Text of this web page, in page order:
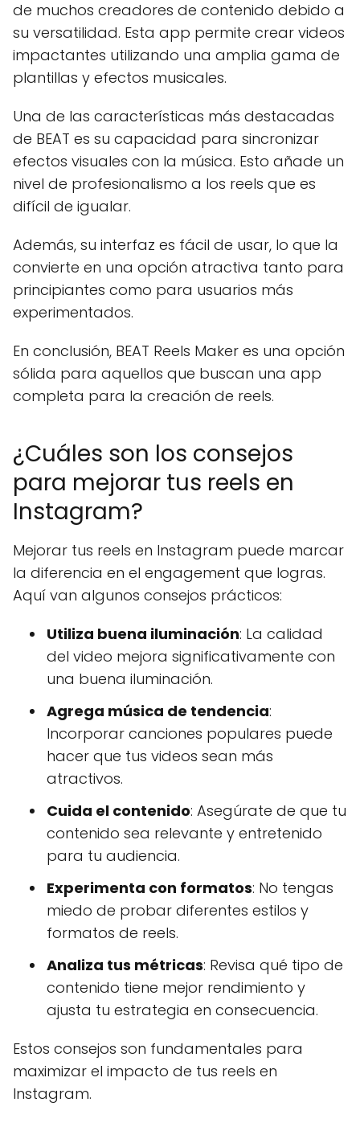
de muchos creadores de contenido debido a
su versatilidad. Esta app permite crear videos
impactantes utilizando una amplia gama de
plantillas y efectos musicales.
Una de las características más destacadas
de BEAT es su capacidad para sincronizar
efectos visuales con la música. Esto añade un
nivel de profesionalismo a los reels que es
difícil de igualar.
Además, su interfaz es fácil de usar, lo que la
convierte en una opción atractiva tanto para
principiantes como para usuarios más
experimentados.
En conclusión, BEAT Reels Maker es una opción
sólida para aquellos que buscan una app
completa para la creación de reels.
¿Cuáles son los consejos
para mejorar tus reels en
Instagram?
Mejorar tus reels en Instagram puede marcar
la diferencia en el engagement que logras.
Aquí van algunos consejos prácticos:
Utiliza buena iluminación: La calidad
del video mejora significativamente con
una buena iluminación.
Agrega música de tendencia:
Incorporar canciones populares puede
hacer que tus videos sean más
atractivos.
Cuida el contenido: Asegúrate de que tu
contenido sea relevante y entretenido
para tu audiencia.
Experimenta con formatos: No tengas
miedo de probar diferentes estilos y
formatos de reels.
Analiza tus métricas: Revisa qué tipo de
contenido tiene mejor rendimiento y
ajusta tu estrategia en consecuencia.
Estos consejos son fundamentales para
maximizar el impacto de tus reels en
Instagram.